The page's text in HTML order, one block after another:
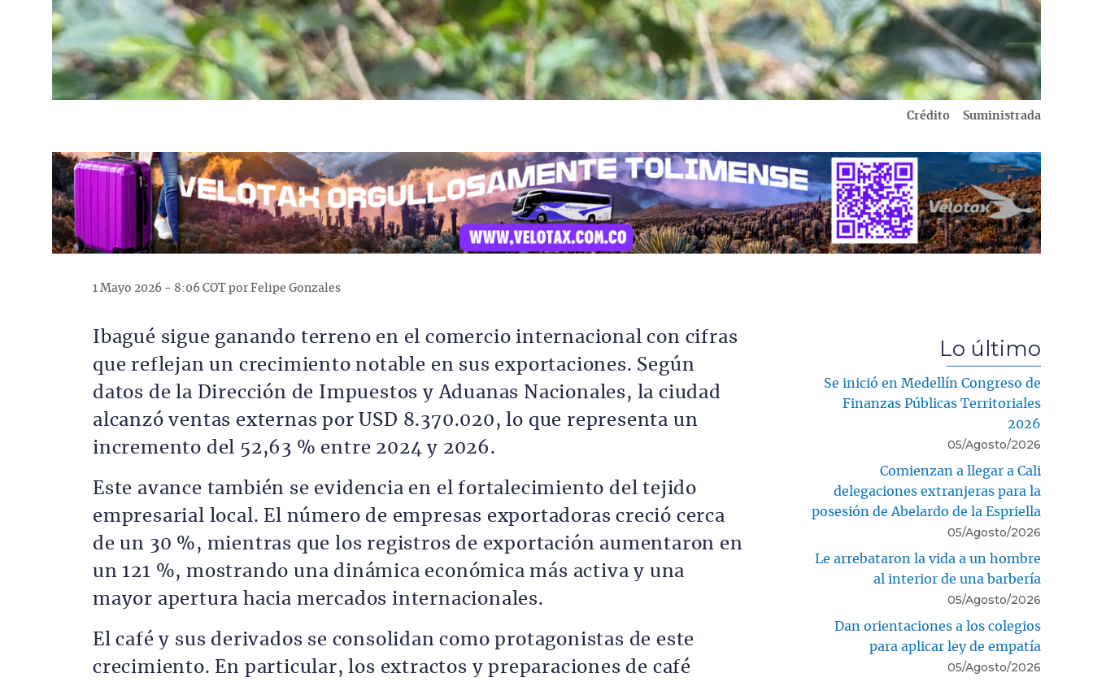
Crédito Suministrada
1 Mayo 2026 - 8:06 COT por Felipe Gonzales
Ibagué sigue ganando terreno en el comercio internacional con cifras
que reflejan un crecimiento notable en sus exportaciones. Según
datos de la Dirección de Impuestos y Aduanas Nacionales, la ciudad
alcanzó ventas externas por USD 8.370.020, lo que representa un
incremento del 52,63 % entre 2024 y 2026.
Este avance también se evidencia en el fortalecimiento del tejido
empresarial local. El número de empresas exportadoras creció cerca
de un 30 %, mientras que los registros de exportación aumentaron en
un 121 %, mostrando una dinámica económica más activa y una
mayor apertura hacia mercados internacionales.
El café y sus derivados se consolidan como protagonistas de este
crecimiento. En particular, los extractos y preparaciones de café
Lo último
Se inició en Medellín Congreso de
Finanzas Públicas Territoriales
2026
05/Agosto/2026
Comienzan a llegar a Cali
delegaciones extranjeras para la
posesión de Abelardo de la Espriella
05/Agosto/2026
Le arrebataron la vida a un hombre
al interior de una barbería
05/Agosto/2026
Dan orientaciones a los colegios
para aplicar ley de empatía
05/Agosto/2026